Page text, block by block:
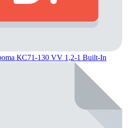
КС71-130 VV 1,2-1 Built-In